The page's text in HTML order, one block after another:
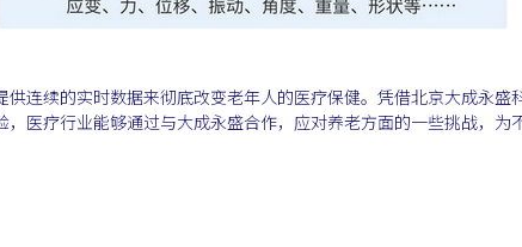
连续的实时数据来彻底改变老年人的医疗保健。凭借北京大成永盛
医疗行业能够通过与大成永盛合作，应对养老方面的一些挑战，为